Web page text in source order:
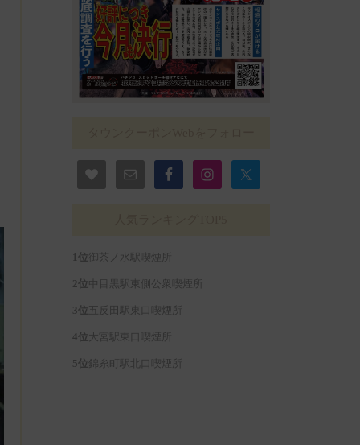
御茶ノ水駅喫煙所
中目黒駅東側公衆喫煙所
五反田駅東口喫煙所
大宮駅東口喫煙所
錦糸町駅北口喫煙所